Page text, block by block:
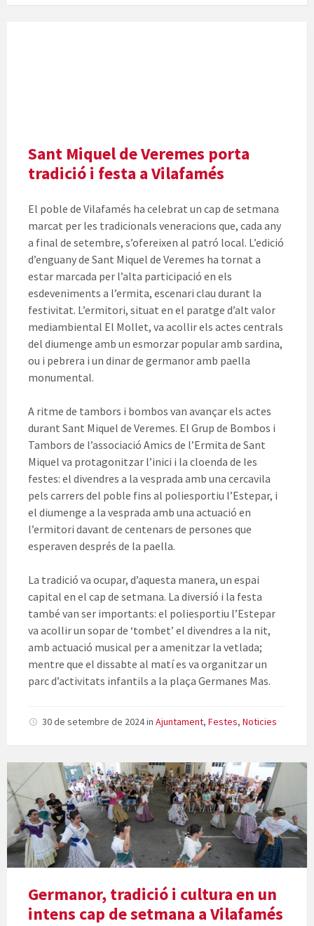
Sant Miquel de Veremes porta
tradició i festa a Vilafamés
El poble de Vilafamés ha celebrat un cap de setmana
marcat per les tradicionals veneracions que, cada any
a final de setembre, s’ofereixen al patró local. L’edició
d’enguany de Sant Miquel de Veremes ha tornat a
estar marcada per l’alta participació en els
esdeveniments a l’ermita, escenari clau durant la
festivitat. L’ermitori, situat en el paratge d’alt valor
mediambiental El Mollet, va acollir els actes centrals
del diumenge amb un esmorzar popular amb sardina,
ou i pebrera i un dinar de germanor amb paella
monumental.
A ritme de tambors i bombos van avançar els actes
durant Sant Miquel de Veremes. El Grup de Bombos i
Tambors de l’associació Amics de l’Ermita de Sant
Miquel va protagonitzar l’inici i la cloenda de les
festes: el divendres a la vesprada amb una cercavila
pels carrers del poble fins al poliesportiu l’Estepar, i
el diumenge a la vesprada amb una actuació en
l’ermitori davant de centenars de persones que
esperaven després de la paella.
La tradició va ocupar, d’aquesta manera, un espai
capital en el cap de setmana. La diversió i la festa
també van ser importants: el poliesportiu l’Estepar
va acollir un sopar de ‘tombet’ el divendres a la nit,
amb actuació musical per a amenitzar la vetlada;
mentre que el dissabte al matí es va organitzar un
parc d’activitats infantils a la plaça Germanes Mas.
30 de setembre de 2024in Ajuntament, Festes, Noticies
Germanor, tradició i cultura en un
intens cap de setmana a Vilafamés